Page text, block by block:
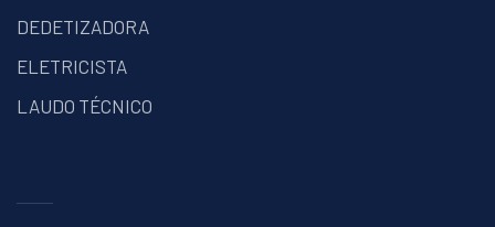
DEDETIZADORA
ELETRICISTA
LAUDO TÉCNICO